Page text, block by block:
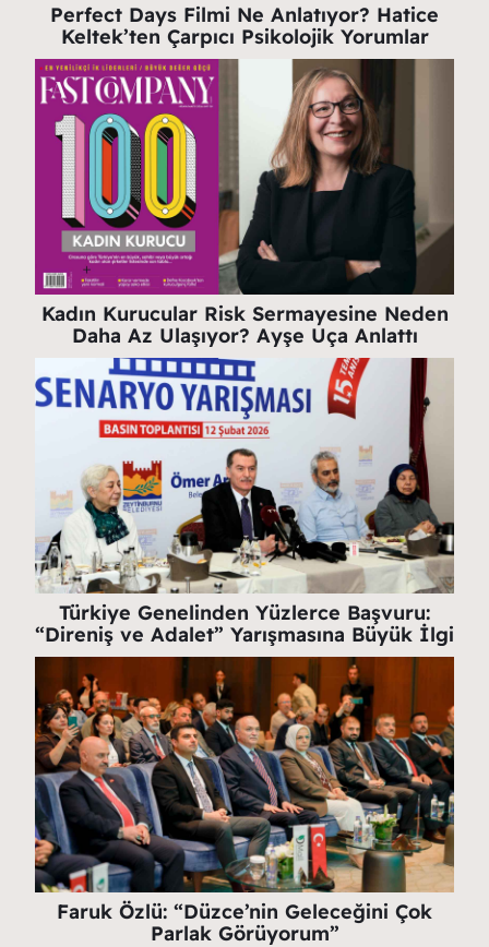
Perfect Days Filmi Ne Anlatıyor? Hatice
Keltek’ten Çarpıcı Psikolojik Yorumlar
Kadın Kurucular Risk Sermayesine Neden
Daha Az Ulaşıyor? Ayşe Uça Anlattı
Türkiye Genelinden Yüzlerce Başvuru:
“Direniş ve Adalet” Yarışmasına Büyük İlgi
Faruk Özlü: “Düzce’nin Geleceğini Çok
Parlak Görüyorum”